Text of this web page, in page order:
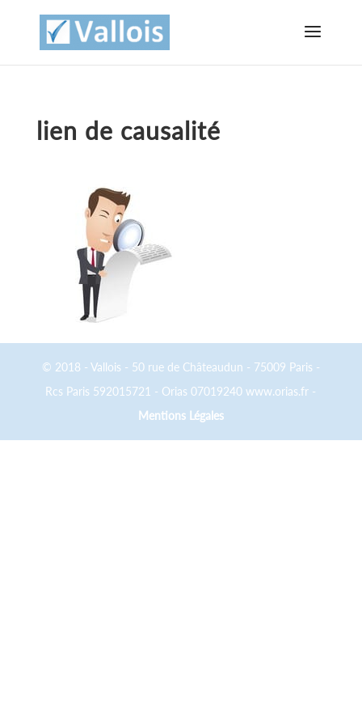
lien de causalité
© 2018 - Vallois - 50 rue de Châteaudun - 75009 Paris -
Rcs Paris 592015721 - Orias 07019240 www.orias.fr -
Mentions Légales